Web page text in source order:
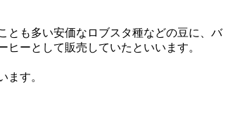
とも多い安価なロブスタ種などの豆に、バ
ーとして販売していたといいます。
ます。